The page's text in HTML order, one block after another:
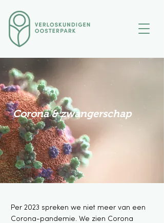
Corona & zwangerschap
Per 2023 spreken we niet meer van een
Corona-pandemie. We zien Corona